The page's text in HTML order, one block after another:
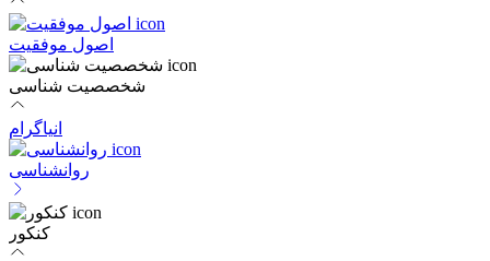
اصول موفقیت
شخصصیت شناسی
انیاگرام
روانشناسی
کنکور